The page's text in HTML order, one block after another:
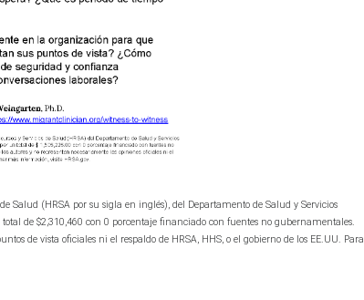
Salud (HRSA por su sigla en inglés), del Departamento de Salud y Servicios
de $2,310,460 con 0 porcentaje financiado con fuentes no gubernamentales.
de vista oficiales ni el respaldo de HRSA, HHS, o el gobierno de los EE.UU. Para